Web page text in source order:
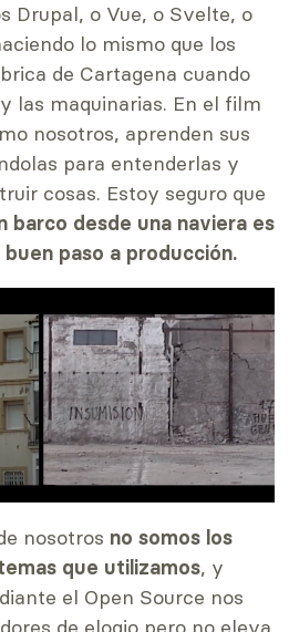
Drupal, o Vue, o Svelte, o
lo mismo que los
de Cartagena cuando
las maquinarias. En el film
nosotros, aprenden sus
para entenderlas y
cosas. Estoy seguro que
barco desde una naviera es
paso a producción.
nosotros no somos los
que utilizamos, y
el Open Source nos